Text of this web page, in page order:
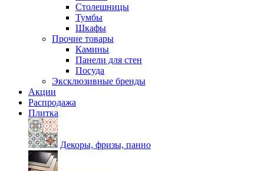
Столешницы
Тумбы
Шкафы
Прочие товары
Камины
Панели для стен
Посуда
Эксклюзивные бренды
Акции
Распродажа
Плитка
Декоры, фризы, панно